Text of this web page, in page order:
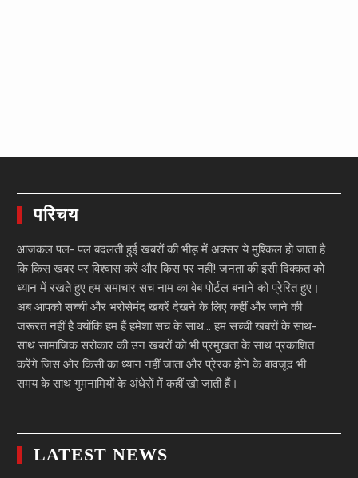
परिचय
आजकल पल- पल बदलती हुई खबरों की भीड़ में अक्सर ये मुश्किल हो जाता है
कि किस खबर पर विश्वास करें और किस पर नहीं! जनता की इसी दिक्कत को
ध्यान में रखते हुए हम समाचार सच नाम का वेब पोर्टल बनाने को प्रेरित हुए।
अब आपको सच्ची और भरोसेमंद खबरें देखने के लिए कहीं और जाने की
जरूरत नहीं है क्योंकि हम हैं हमेशा सच के साथ… हम सच्ची खबरों के साथ-
साथ सामाजिक सरोकार की उन खबरों को भी प्रमुखता के साथ प्रकाशित
करेंगे जिस ओर किसी का ध्यान नहीं जाता और प्रेरक होने के बावजूद भी
समय के साथ गुमनामियों के अंधेरों में कहीं खो जाती हैं।
LATEST NEWS